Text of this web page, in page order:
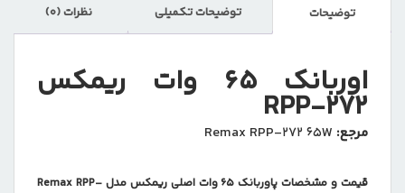
توضیحات توضیحات تکمیلی نظرات (0)
اوربانک 65 وات ریمکس
RPP-272
مرجع:
قیمت و مشخصات پاوربانک 65 وات اصلی ریمکس مدل Remax RPP-